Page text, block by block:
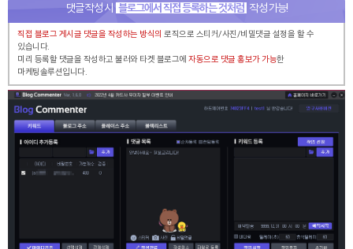
댓글 작성 시 블로그에서 직접 등록하는 것처럼 작성 가능!
직접 블로그 게시글 댓글을 작성하는 방식의 로직으로 스티커/사진/비밀댓글 설정을 할 수
있습니다.
미리 등록할 댓글을 작성하고 불러와 타겟 블로그에 자동으로 댓글 홍보가 가능한
마케팅솔루션입니다.